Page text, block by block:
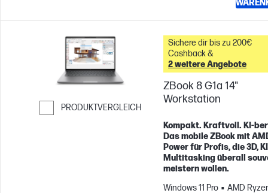
PRODUKTVERGLEICH
Weiter zum Vergleichen
Sichere dir bis zu 200€
Cashback &
2 weitere Angebote
ZBook 8 G1a 14"
Workstation
Kompakt. Kraftvoll. KI-
Das mobile ZBook mit
Power für Profis, die 3D,
Multitasking überall
meistern wollen.
Windows 11 Pro
AMD